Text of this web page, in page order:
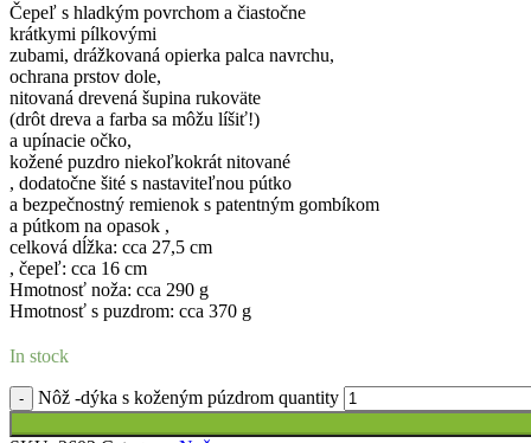
Čepeľ s hladkým povrchom a čiastočne
krátkymi pílkovými
zubami, drážkovaná opierka palca navrchu,
ochrana prstov dole,
nitovaná drevená šupina rukoväte
(drôt dreva a farba sa môžu líšiť!)
a upínacie očko,
kožené puzdro niekoľkokrát nitované
, dodatočne šité s nastaviteľnou pútko
a bezpečnostný remienok s patentným gombíkom
a pútkom na opasok ,
celková dĺžka: cca 27,5 cm
, čepeľ: cca 16 cm
Hmotnosť noža: cca 290 g
Hmotnosť s puzdrom: cca 370 g
In stock
Nôž -dýka s koženým púzdrom quantity